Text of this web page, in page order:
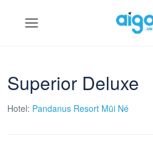
Superior Deluxe
Hotel: Pandanus Resort Mũi Né